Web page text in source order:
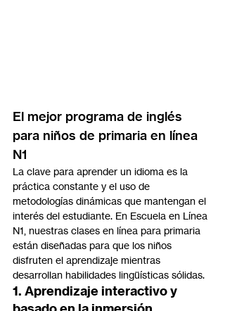
El mejor programa de inglés
para niños de primaria en línea
N1
La clave para aprender un idioma es la
práctica constante y el uso de
metodologías dinámicas que mantengan el
interés del estudiante. En Escuela en Línea
N1, nuestras clases en línea para primaria
están diseñadas para que los niños
disfruten el aprendizaje mientras
desarrollan habilidades lingüísticas sólidas.
1. Aprendizaje interactivo y